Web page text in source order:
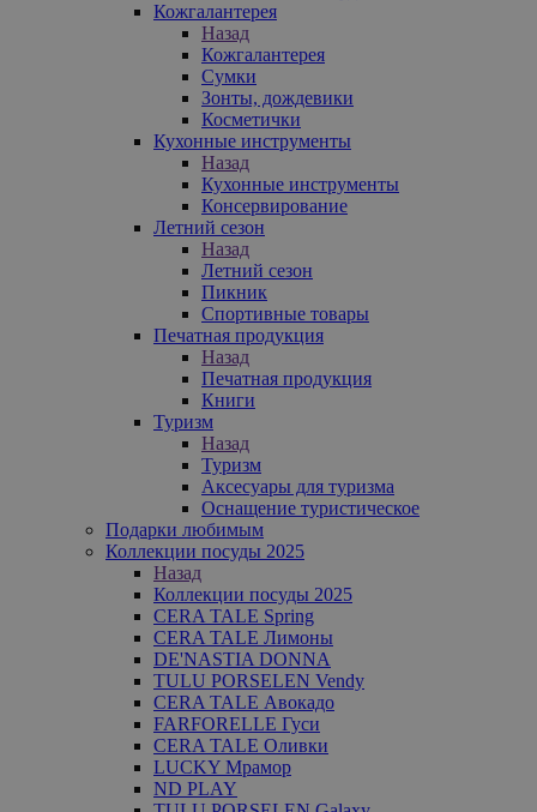
Кожгалантерея
Назад
Кожгалантерея
Сумки
Зонты, дождевики
Косметички
Кухонные инструменты
Назад
Кухонные инструменты
Консервирование
Летний сезон
Назад
Летний сезон
Пикник
Спортивные товары
Печатная продукция
Назад
Печатная продукция
Книги
Туризм
Назад
Туризм
Аксесуары для туризма
Оснащение туристическое
Подарки любимым
Коллекции посуды 2025
Назад
Коллекции посуды 2025
CERA TALE Spring
CERA TALE Лимоны
DE'NASTIA DONNA
TULU PORSELEN Vendy
CERA TALE Авокадо
FARFORELLE Гуси
CERA TALE Оливки
LUCKY Мрамор
ND PLAY